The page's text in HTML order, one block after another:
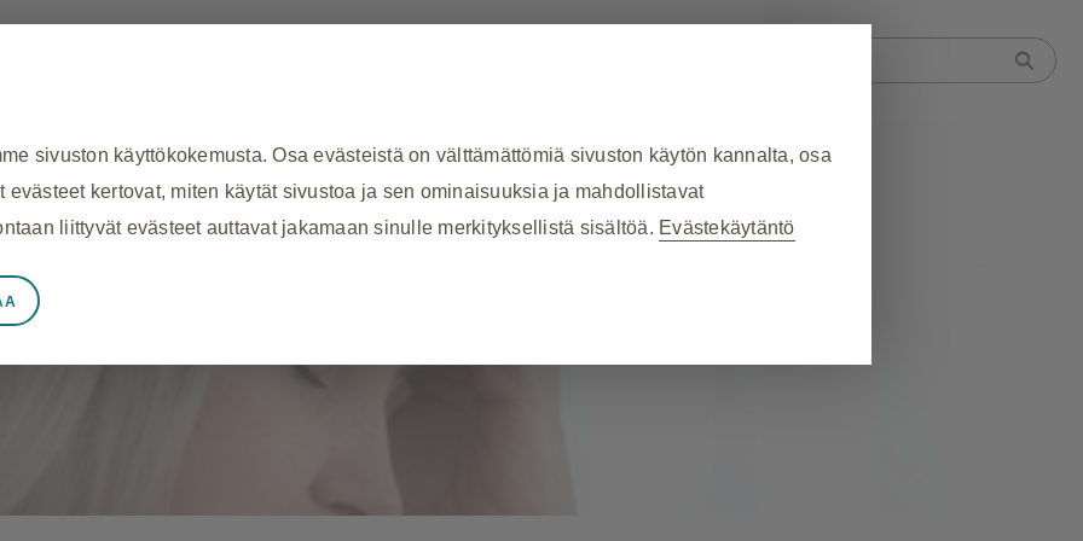
kivuliaan yllätyksen – kuulutko riskiryhmään?
sivuston käyttökokemusta. Osa evästeistä on välttämättömiä sivuston käytön kannalta, osa
kertovat, miten käytät sivustoa ja sen ominaisuuksia ja mahdollistavat
liittyvät evästeet auttavat jakamaan sinulle merkityksellistä sisältöä. Evästekäytäntö
evästeet
kuten istuntotietojen tallennukseen vierailun aikana, eväste- ja tag-